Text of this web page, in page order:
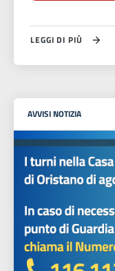
LEGGI DI PIÙ
AVVISINOTIZIA